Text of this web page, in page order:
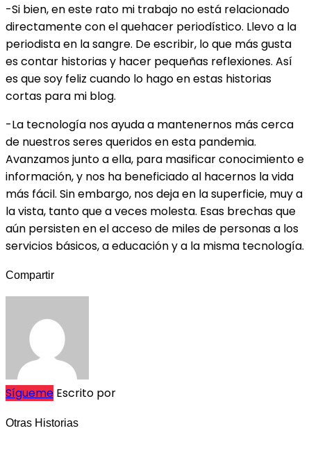
-Si bien, en este rato mi trabajo no está relacionado
directamente con el quehacer periodístico. Llevo a la
periodista en la sangre. De escribir, lo que más gusta
es contar historias y hacer pequeñas reflexiones. Así
es que soy feliz cuando lo hago en estas historias
cortas para mi blog.
-La tecnología nos ayuda a mantenernos más cerca
de nuestros seres queridos en esta pandemia.
Avanzamos junto a ella, para masificar conocimiento e
información, y nos ha beneficiado al hacernos la vida
más fácil. Sin embargo, nos deja en la superficie, muy a
la vista, tanto que a veces molesta. Esas brechas que
aún persisten en el acceso de miles de personas a los
servicios básicos, a educación y a la misma tecnología.
Compartir
Sígueme Escrito por
Otras Historias